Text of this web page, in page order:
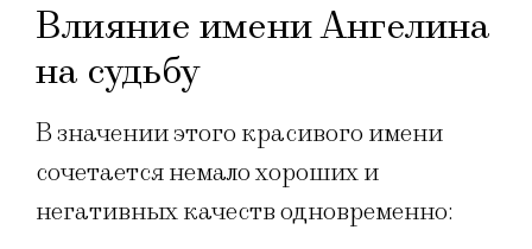
Влияние имени Ангелина
на судьбу
В значении этого красивого имени
сочетается немало хороших и
негативных качеств одновременно: